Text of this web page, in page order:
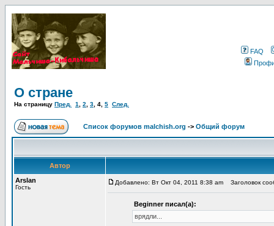
FAQ
О стране
На страницу Пред. 1 2 3 4 5 След.
Список форумов malchish.org -> Общий форум
Автор
Arslan
Гость
Добавлено: Вт Окт 04, 2011 8:38 am Заголовок
Beginner писал(а):
врядли...